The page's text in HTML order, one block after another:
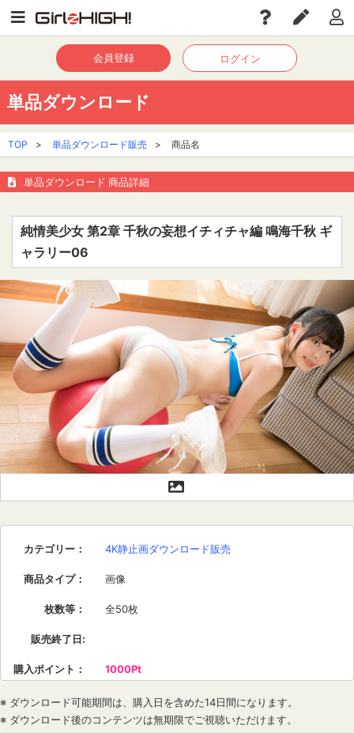
会員登録 ログイン
単品ダウンロード
TOP > 単品ダウンロード販売 > 商品名
単品ダウンロード 商品詳細
純情美少女 第2章 千秋の妄想イチィチャ編 鳴海千秋 ギ
ャラリー06
カテゴリー ： 4K静止画ダウンロード販売
商品タイプ： 画像
枚数等 ： 全50枚
販売終了日:
購入ポイント ： 1000Pt
※ ダウンロード可能期間は、購入日を含めた14日間になります。
※ ダウンロード後のコンテンツは無期限でご視聴いただけます。